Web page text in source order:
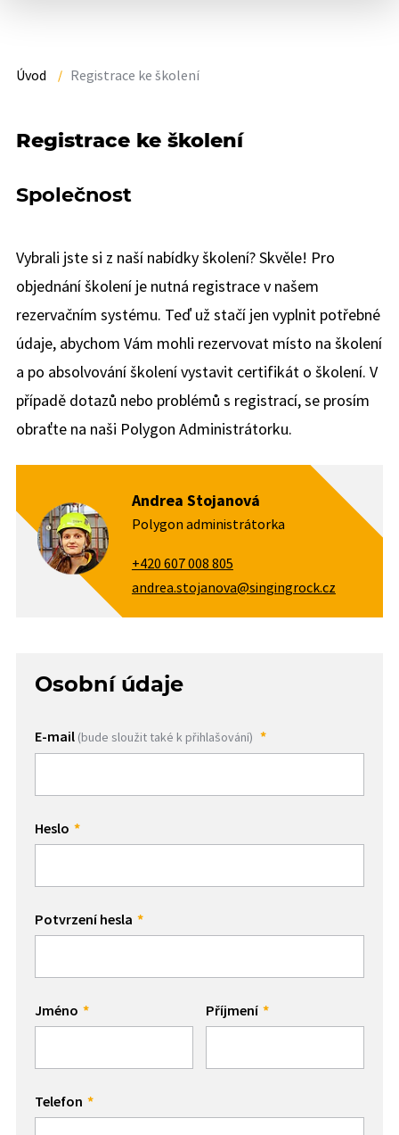
Úvod Registrace ke školení
Registrace ke školení
Společnost
Vybrali jste si z naší nabídky školení? Skvěle! Pro
objednání školení je nutná registrace v našem
rezervačním systému. Teď už stačí jen vyplnit potřebné
údaje, abychom Vám mohli rezervovat místo na školení
a po absolvování školení vystavit certifikát o školení. V
případě dotazů nebo problémů s registrací, se prosím
obraťte na naši Polygon Administrátorku.
Andrea Stojanová
Polygon administrátorka
+420 607 008 805
andrea.stojanova@singingrock.cz
Osobní údaje
E-mail (bude sloužit také k přihlašování)
Heslo
Potvrzení hesla
Jméno Příjmení
Telefon